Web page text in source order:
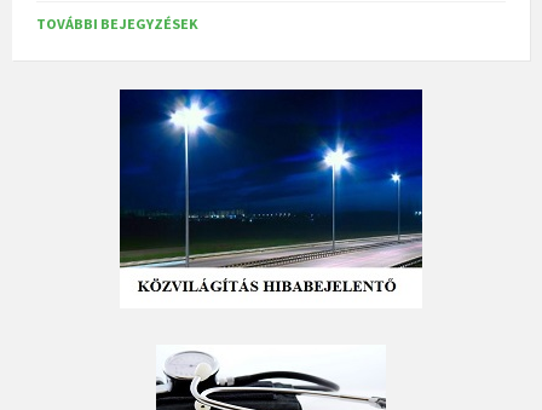
TOVÁBBI BEJEGYZÉSEK